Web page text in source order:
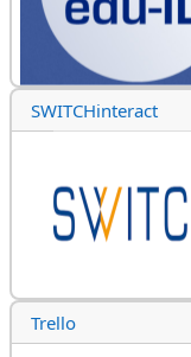
SWITCHinteract
Trello